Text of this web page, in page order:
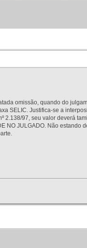
omissão, quando do
SELIC. Justifica-se a
97, seu valor deverá
NO JULGADO. Não